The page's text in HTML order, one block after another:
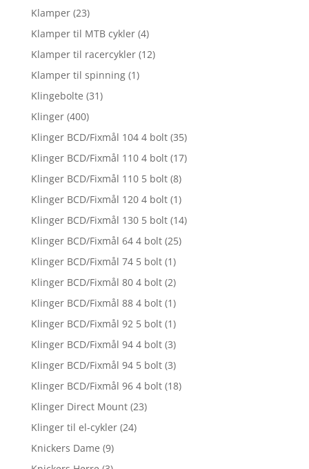
Klamper (23)
Klamper til MTB cykler (4)
Klamper til racercykler (12)
Klamper til spinning (1)
Klingebolte (31)
Klinger (400)
Klinger BCD/Fixmål 104 4 bolt (35)
Klinger BCD/Fixmål 110 4 bolt (17)
Klinger BCD/Fixmål 110 5 bolt (8)
Klinger BCD/Fixmål 120 4 bolt (1)
Klinger BCD/Fixmål 130 5 bolt (14)
Klinger BCD/Fixmål 64 4 bolt (25)
Klinger BCD/Fixmål 74 5 bolt (1)
Klinger BCD/Fixmål 80 4 bolt (2)
Klinger BCD/Fixmål 88 4 bolt (1)
Klinger BCD/Fixmål 92 5 bolt (1)
Klinger BCD/Fixmål 94 4 bolt (3)
Klinger BCD/Fixmål 94 5 bolt (3)
Klinger BCD/Fixmål 96 4 bolt (18)
Klinger Direct Mount (23)
Klinger til el-cykler (24)
Knickers Dame (9)